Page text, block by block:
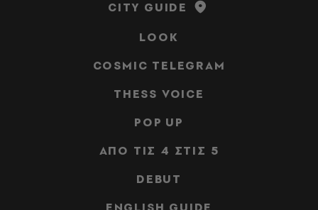
CITY GUIDE
LOOK
COSMIC TELEGRAM
THESS VOICE
POP UP
ΑΠΟ ΤΙΣ 4 ΣΤΙΣ 5
DEBUT